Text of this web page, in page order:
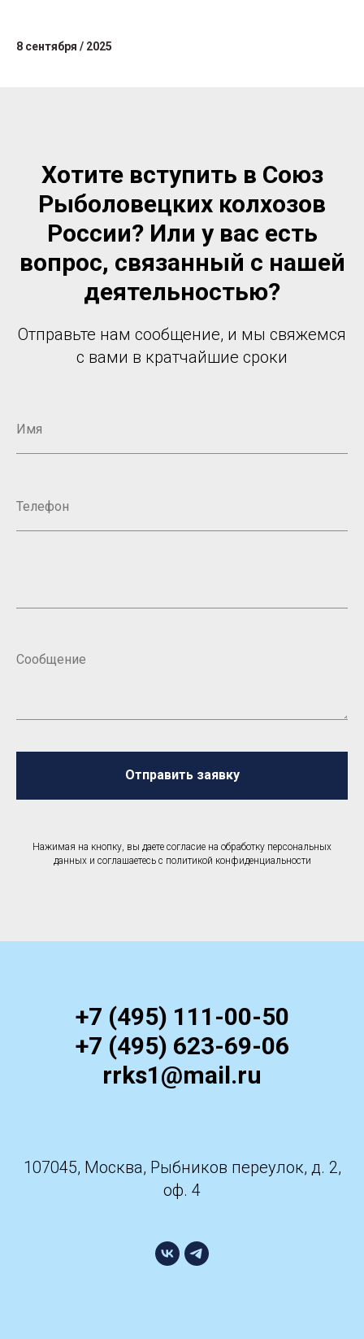
8 сентября / 2025
Хотите вступить в Союз
Рыболовецких колхозов
России? Или у вас есть
вопрос, связанный с нашей
деятельностью?
Отправьте нам сообщение, и мы свяжемся
с вами в кратчайшие сроки
Отправить заявку
Нажимая на кнопку, вы даете согласие на обработку персональных
данных и соглашаетесь c политикой конфиденциальности
+7 (495) 111-00-50
+7 (495) 623-69-06
rrks1@mail.ru
107045, Москва, Рыбников переулок, д. 2,
оф. 4